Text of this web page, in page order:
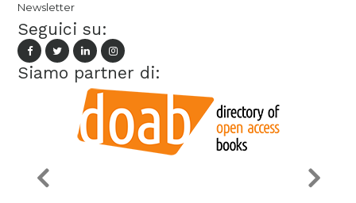
Newsletter
Seguici su:
Siamo partner di: